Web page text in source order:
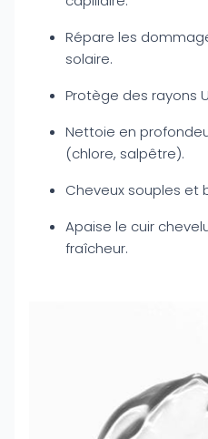
Répare les
solaire.
Protège des rayons
Nettoie en
(chlore, salpêtre).
Cheveux souples et
Apaise le cuir
fraîcheur.